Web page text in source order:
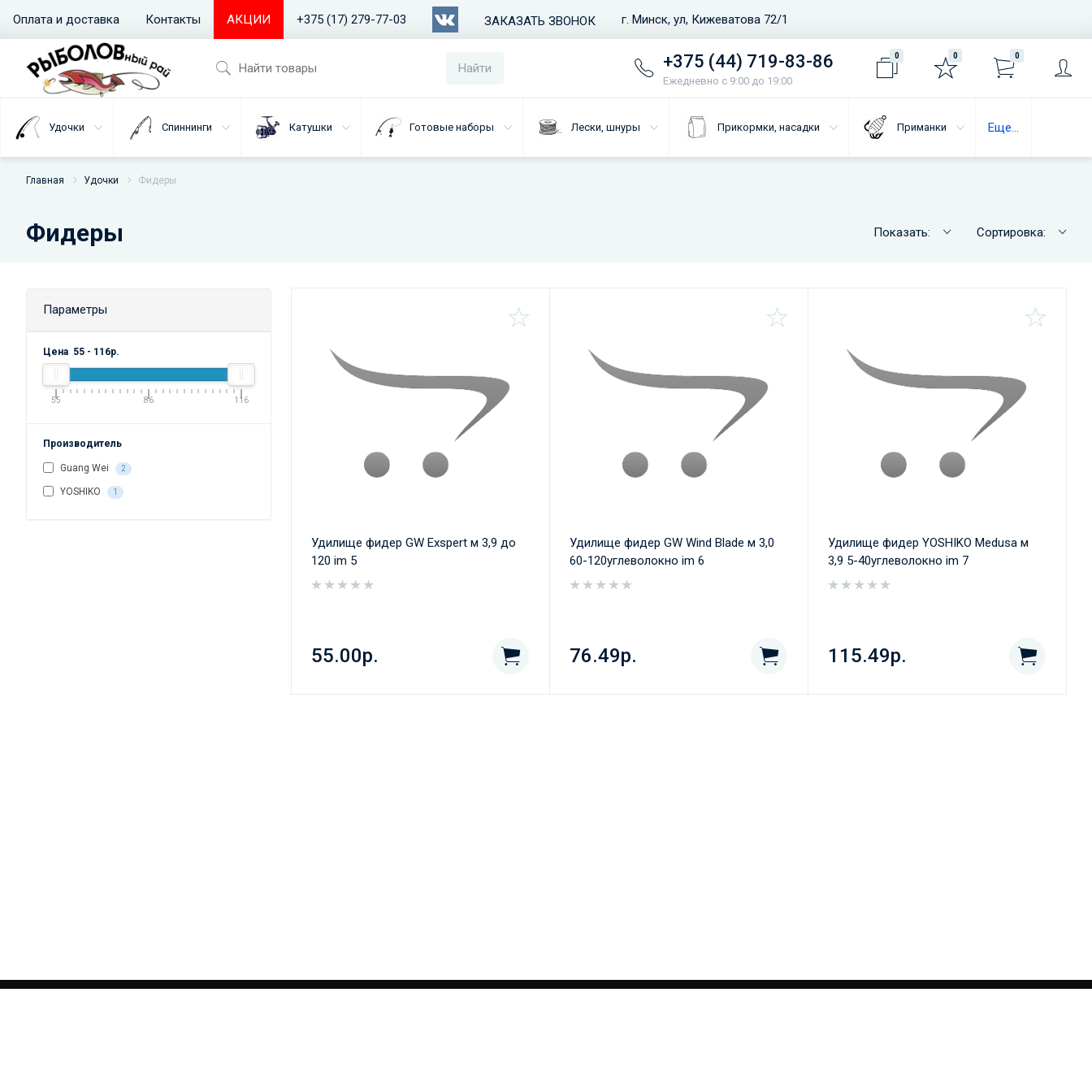
Оплата и доставка Контакты АКЦИИ +375 (17) 279-77-03 ЗАКАЗАТЬ ЗВОНОК г. Минск, ул, Кижеватова 72/1
Найти +375 (44) 719-83-86
Ежедневно с 9:00 до 19:00
0 0 0
Удочки Спиннинги Катушки Готовые наборы Лески, шнуры Прикормки, насадки Приманки Еще...
Главная Удочки Фидеры
Фидеры Показать: Сортировка:
Параметры
Цена 55 - 116р.
55 86 116
Производитель
Guang Wei 2
YOSHIKO 1
Удилище фидер GW Exspert м 3,9 до
120 im 5
55.00р.
Удилище фидер GW Wind Blade м 3,0
60-120углеволокно im 6
76.49р.
Удилище фидер YOSHIKO Medusa м
3,9 5-40углеволокно im 7
115.49р.